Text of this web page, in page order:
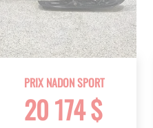
PRIX NADON SPORT
20 174 $